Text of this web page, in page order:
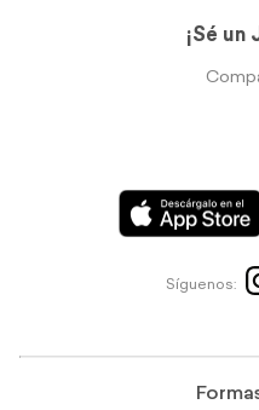
¡Sé
Síguenos: